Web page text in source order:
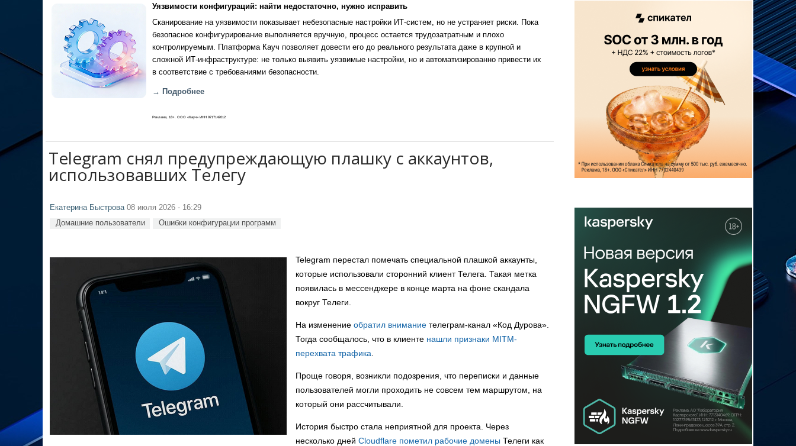
Уязвимости конфигураций: найти недостаточно, нужно исправить
Сканирование на уязвимости показывает небезопасные настройки ИТ-систем, но не устраняет риски. Пока
безопасное конфигурирование выполняется вручную, процесс остается трудозатратным и плохо
контролируемым. Платформа Кауч позволяет довести его до реального результата даже в крупной и
сложной ИТ-инфраструктуре: не только выявить уязвимые настройки, но и автоматизированно привести их
в соответствие с требованиями безопасности.
→ Подробнее
Реклама, 18+. ООО «Кауч» ИНН 9717142012
Telegram снял предупреждающую плашку с аккаунтов,
использовавших Телегу
Екатерина Быстрова08 июля 2026 - 16:29
Домашние пользователи Ошибки конфигурации программ
Telegram перестал помечать специальной плашкой аккаунты,
которые использовали сторонний клиент Телега. Такая метка
появилась в мессенджере в конце марта на фоне скандала
вокруг Телеги.
На изменение обратил внимание телеграм-канал «Код Дурова».
Тогда сообщалось, что в клиенте нашли признаки MITM-
перехвата трафика
Проще говоря, возникли подозрения, что переписки и данные
пользователей могли проходить не совсем тем маршрутом, на
который они рассчитывали.
История быстро стала неприятной для проекта. Через
несколько дней Cloudflare пометил рабочие домены Телеги как